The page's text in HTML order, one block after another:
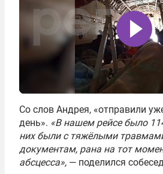
Со слов Андрея, «отправили
день». «В нашем рейсе было
них были с тяжёлыми
документам, рана на тот
абсцесса», — поделился